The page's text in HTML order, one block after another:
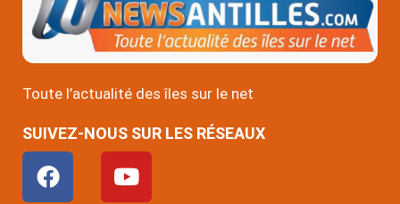
Toute l’actualité des îles sur le net
SUIVEZ-NOUS SUR LES RÉSEAUX
F
a
Y
o